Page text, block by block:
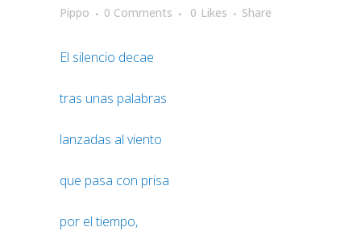
Pippo
0 Comments 0 Likes Share
El silencio decae
tras unas palabras
lanzadas al viento
que pasa con prisa
por el tiempo,